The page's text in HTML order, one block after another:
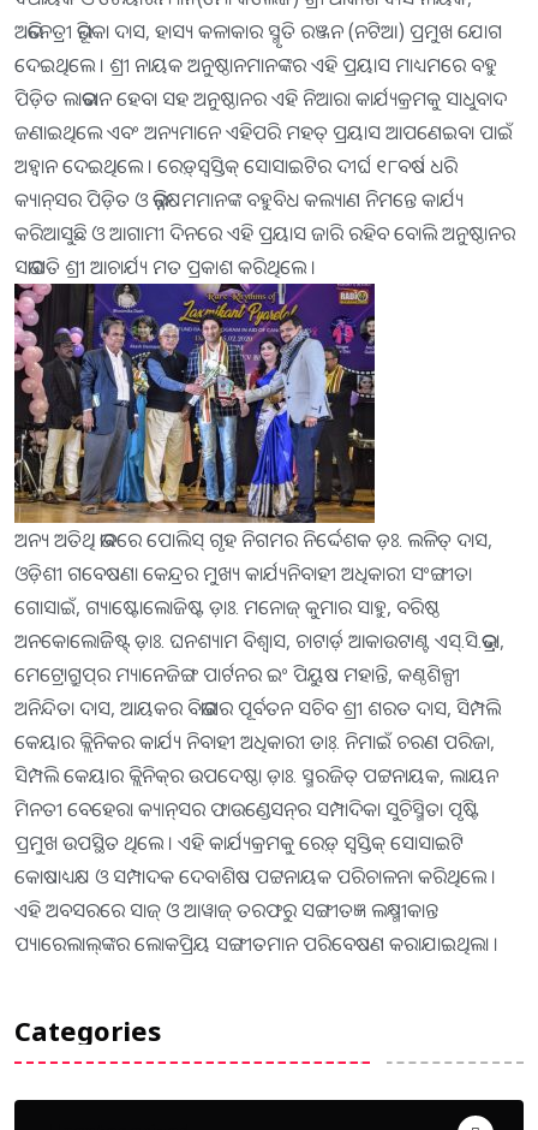
ଅଭିନେତ୍ରୀ ଭୂମିକା ଦାସ, ହାସ୍ୟ କଳାକାର ସ୍ମୃତି ରଞ୍ଜନ (ନଟିଆ) ପ୍ରମୁଖ ଯୋଗ
ଦେଇଥିଲେ । ଶ୍ରୀ ନାୟକ ଅନୁଷ୍ଠାନମାନଙ୍କର ଏହି ପ୍ରୟାସ ମାଧ୍ୟମରେ ବହୁ
ପିଡ଼ିତ ଲାଭବାନ ହେବା ସହ ଅନୁଷ୍ଠାନର ଏହି ନିଆରା କାର୍ଯ୍ୟକ୍ରମକୁ ସାଧୁବାଦ
ଜଣାଇଥିଲେ ଏବଂ ଅନ୍ୟମାନେ ଏହିପରି ମହତ୍ ପ୍ରୟାସ ଆପଣେଇବା ପାଇଁ
ଅହ୍ୱାନ ଦେଇଥିଲେ । ରେଡ଼୍‌ସ୍ୱସ୍ତିକ୍ ସୋସାଇଟିର ଦୀର୍ଘ ୧୮ବର୍ଷ ଧରି
କ୍ୟାନ୍‌ସର ପିଡ଼ିତ ଓ ଭିନ୍ନକ୍ଷମମାନଙ୍କ ବହୁବିଧ କଲ୍ୟାଣ ନିମନ୍ତେ କାର୍ଯ୍ୟ
କରିଆସୁଛି ଓ ଆଗାମୀ ଦିନରେ ଏହି ପ୍ରୟାସ ଜାରି ରହିବ ବୋଲି ଅନୁଷ୍ଠାନର
ସଭାପତି ଶ୍ରୀ ଆଚାର୍ଯ୍ୟ ମତ ପ୍ରକାଶ କରିଥିଲେ ।
ଅନ୍ୟ ଅତିଥି ଭାବରେ ପୋଲିସ୍ ଗୃହ ନିଗମର ନିର୍ଦ୍ଦେଶକ ଡ଼ଃ. ଲଳିତ୍ ଦାସ,
ଓଡ଼ିଶୀ ଗବେଷଣା କେନ୍ଦ୍ରର ମୁଖ୍ୟ କାର୍ଯ୍ୟନିବାହୀ ଅଧିକାରୀ ସଂଙ୍ଗୀତା
ଗୋସାଇଁ, ଗ୍ୟାଷ୍ଟୋଲୋଜିଷ୍ଟ ଡ଼ାଃ. ମନୋଜ୍ କୁମାର ସାହୁ, ବରିଷ୍ଠ
ଅନକୋଲୋଜିିଷ୍ଟ୍ ଡ଼ାଃ. ଘନଶ୍ୟାମ ବିଶ୍ୱାସ, ଚାଟାର୍ଡ଼ ଆକାଉଟାଣ୍ଟ ଏସ୍‌.ସି.ଭଦ୍ରା,
ମେଟ୍ରୋଗ୍ରୁପ୍‌ର ମ୍ୟାନେଜିଙ୍ଗ ପାର୍ଟନର ଇଂ ପିୟୁଷ ମହାନ୍ତି, କଣ୍ଠଶିଳ୍ପୀ
ଅନିନ୍ଦିତା ଦାସ, ଆୟକର ବିଭାଗର ପୂର୍ବତନ ସଚିବ ଶ୍ରୀ ଶରତ ଦାସ, ସିମ୍ପଲି
କେୟାର କ୍ଲିନିକର କାର୍ଯ୍ୟ ନିବାହୀ ଅଧିକାରୀ ଡା଼ଃ. ନିମାଇଁ ଚରଣ ପରିଜା,
ସିମ୍ପଲି କେୟାର କ୍ଲିନିକ୍‌ର ଉପଦେଷ୍ଠା ଡ଼ାଃ. ସ୍ମରଜିତ୍ ପଟ୍ଟନାୟକ, ଲାୟନ
ମିନତୀ ବେହେରା କ୍ୟାନ୍‌ସର ଫାଉଣ୍ଡେସନ୍‌ର ସମ୍ପାଦିକା ସୁଚିସ୍ମିତା ପୃଷ୍ଟି
ପ୍ରମୁଖ ଉପସ୍ଥିତ ଥିଲେ । ଏହି କାର୍ଯ୍ୟକ୍ରମକୁ ରେଡ଼୍ ସ୍ୱସ୍ତିକ୍ ସୋସାଇଟି
କୋଷାଧ୍ୟକ୍ଷ ଓ ସମ୍ପାଦକ ଦେବାଶିଷ ପଟ୍ଟନାୟକ ପରିଚାଳନା କରିଥିଲେ ।
ଏହି ଅବସରରେ ସାଜ୍ ଓ ଆୱାଜ୍ ତରଫରୁ ସଙ୍ଗୀତଜ୍ଞ ଲକ୍ଷ୍ମୀକାନ୍ତ
ପ୍ୟାରେଲାଲ୍‌ଙ୍କର ଲୋକପ୍ରିୟ ସଙ୍ଗୀତମାନ ପରିବେଷଣ କରାଯାଇଥିଲା ।
Categories